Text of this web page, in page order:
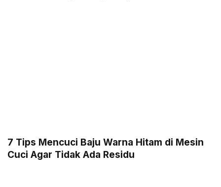
7 Tips Mencuci Baju Warna Hitam di Mesin
Cuci Agar Tidak Ada Residu